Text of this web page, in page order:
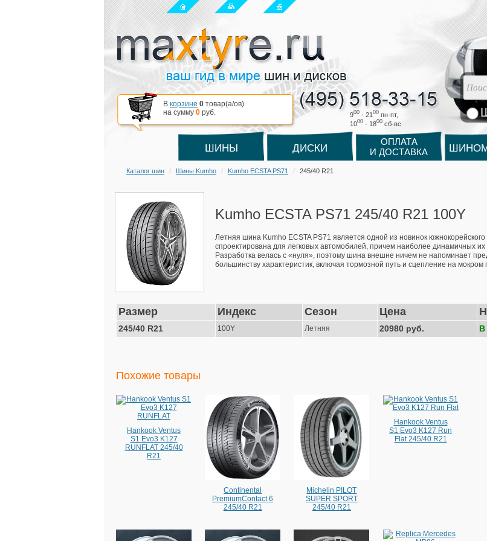
900 - 21 00 пн-пт,
1000 - 1800 cб-вс
В корзине 0 товар(a/ов)
на сумму 0 руб.
ШИНЫ ДИСКИ
ОПЛАТА
И ДОСТАВКА
Каталог шин Шины Kumho Kumho ECSTA PS71 245/40 R21
Kumho ECSTA PS71 245/40 R21 100Y
Летняя шина Kumho ECSTA PS71 является одной из новинок
спроектирована для легковых автомобилей, причем наиболее динамичных их
Разработка велась с «нуля», поэтому шина внешне ничем не напоминает
большинству характеристик, включая тормозной путь и сцепление на мокром
Размер Индекс Сезон Цена
245/40 R21 100Y Летняя 20980 руб. В
Похожие товары
Hankook Ventus
S1 Evo3 K127
RUNFLAT 245/40
R21
Continental
PremiumContact 6
245/40 R21
Michelin PILOT
SUPER SPORT
245/40 R21
Hankook Ventus
S1 Evo3 K127 Run
Flat 245/40 R21